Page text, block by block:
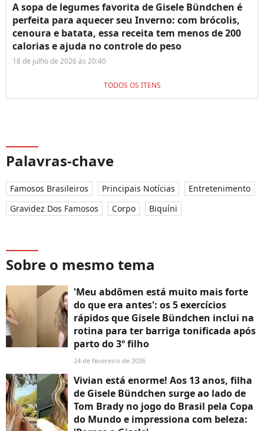
A sopa de legumes favorita de Gisele Bündchen é
perfeita para aquecer seu Inverno: com brócolis,
cenoura e batata, essa receita tem menos de 200
calorias e ajuda no controle do peso
18 de julho de 2026 às 20:40
TODOS OS ITENS
Palavras-chave
Famosos Brasileiros Principais Notícias
Entretenimento
Gravidez Dos Famosos
Corpo Biquíni
Sobre o mesmo tema
'Meu abdômen está muito mais forte
do que era antes': os 5 exercícios
rápidos que Gisele Bündchen inclui na
rotina para ter barriga tonificada após
parto do 3º filho
24 de fevereiro de 2026
Vivian está enorme! Aos 13 anos, filha
de Gisele Bündchen surge ao lado de
Tom Brady no jogo do Brasil pela Copa
do Mundo e impressiona com beleza: